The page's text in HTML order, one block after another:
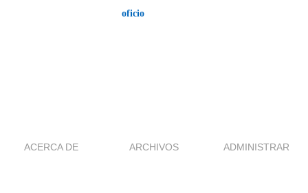
oficio
ACERCA DE ARCHIVOS ADMINISTRAR